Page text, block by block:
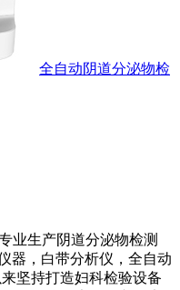
全自动阴道分泌物检
业生产阴道分泌物检测
器，白带分析仪，全自动
坚持打造妇科检验设备